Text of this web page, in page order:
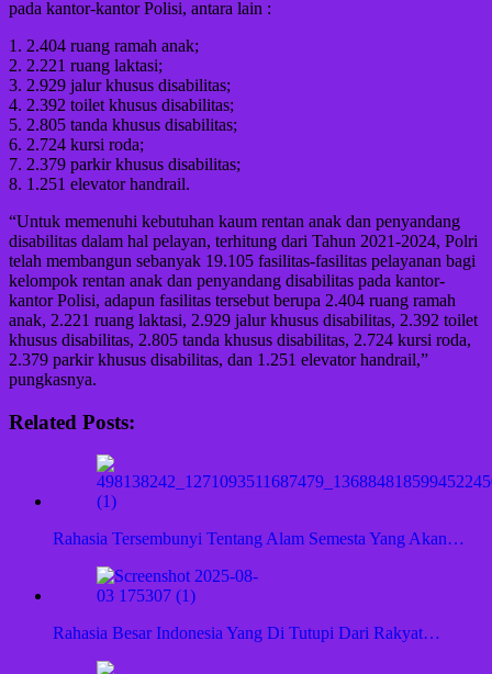
pada kantor-kantor Polisi, antara lain :
1. 2.404 ruang ramah anak;
2. 2.221 ruang laktasi;
3. 2.929 jalur khusus disabilitas;
4. 2.392 toilet khusus disabilitas;
5. 2.805 tanda khusus disabilitas;
6. 2.724 kursi roda;
7. 2.379 parkir khusus disabilitas;
8. 1.251 elevator handrail.
“Untuk memenuhi kebutuhan kaum rentan anak dan penyandang
disabilitas dalam hal pelayan, terhitung dari Tahun 2021-2024, Polri
telah membangun sebanyak 19.105 fasilitas-fasilitas pelayanan bagi
kelompok rentan anak dan penyandang disabilitas pada kantor-
kantor Polisi, adapun fasilitas tersebut berupa 2.404 ruang ramah
anak, 2.221 ruang laktasi, 2.929 jalur khusus disabilitas, 2.392 toilet
khusus disabilitas, 2.805 tanda khusus disabilitas, 2.724 kursi roda,
2.379 parkir khusus disabilitas, dan 1.251 elevator handrail,”
pungkasnya.
Related Posts:
Rahasia Tersembunyi Tentang Alam Semesta Yang Akan…
Rahasia Besar Indonesia Yang Di Tutupi Dari Rakyat…